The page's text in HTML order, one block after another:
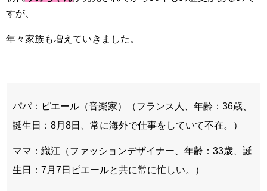
すが、
年々家族も増えていきました。
パパ：ピエール（音楽家）（フランス人、年齢：36歳、
誕生日：8月8日、常に海外で仕事をしていて不在。
）
ママ：織江（ファッションデザイナー、年齢：33歳、誕
生日：7月7日ピエールと共に常に忙しい。
）